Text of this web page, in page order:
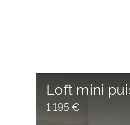
Loft mini
1 195 €